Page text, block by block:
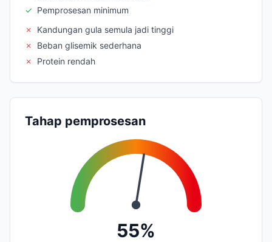
✓ Pemprosesan minimum
✗
Kandungan gula semula jadi tinggi
✗
Beban glisemik sederhana
✗
Protein rendah
Tahap pemprosesan
55%